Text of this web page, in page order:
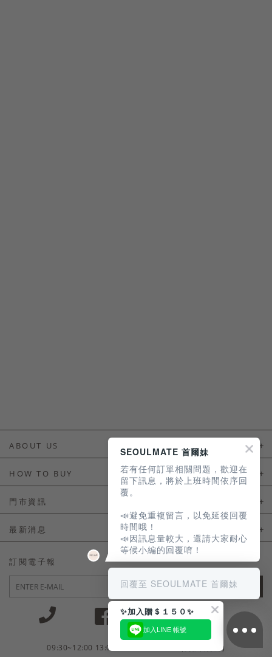
ABOUT US
HOW TO BUY
如何購買
會員常見問題
訂單常見問題
商品售後服務
電子發票
門市資訊
門市資訊
最新消息
LINE官方會員活動
訂閱電子報
JOIN
09:30~12:00 13:00~18:30 / Mon - Fri(例假日除外)
SEOULMATE 首爾妹
若有任何訂單相關問題，歡迎在
留下訊息，將於上班時間依序回
覆。
📣避免重複留言，以免延後回覆
時間哦！
📣因訊息量較大，還請大家耐心
等候小編的回覆唷！
回覆至 SEOULMATE 首爾妹
✨加入贈＄１５０✨
加入LINE 帳號